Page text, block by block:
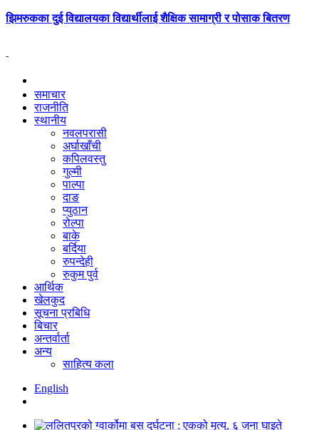
झिमरुकका दुई विद्यालयका विद्यार्थीलाई शैक्षिक सामाग्री र पोसाक बितरण
समाचार
राजनीति
स्थानीय
नवलपरासी
अर्घाखाँची
कपिलवस्तु
गुल्मी
पाल्पा
दाङ
प्युठान
रोल्पा
बाके
बर्दिया
रुपन्देही
रुकुम पुर्व
आर्थिक
खेलकुद
सूचना प्रबिधि
बिचार
अन्तर्वार्ता
अन्य
साहित्य कला
English